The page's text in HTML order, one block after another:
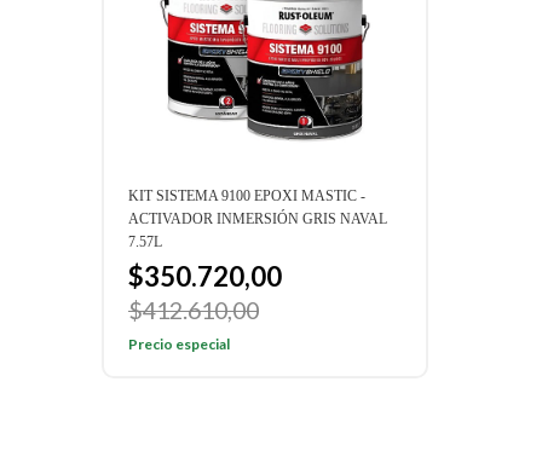
KIT SISTEMA 9100 EPOXI MASTIC -
ACTIVADOR INMERSIÓN GRIS NAVAL
7.57L
$350.720,00
$412.610,00
Precio especial